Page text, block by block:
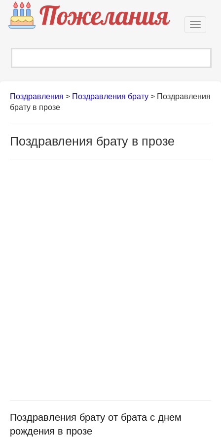
Поздравления > Поздравления брату > Поздравления
брату в прозе
Поздравления брату в прозе
Поздравления брату от брата с днем
рождения в прозе